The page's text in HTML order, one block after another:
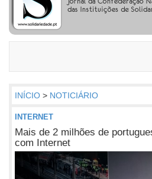
INÍCIO > NOTICIÁRIO
INTERNET
Mais de 2 milhões de
com Internet